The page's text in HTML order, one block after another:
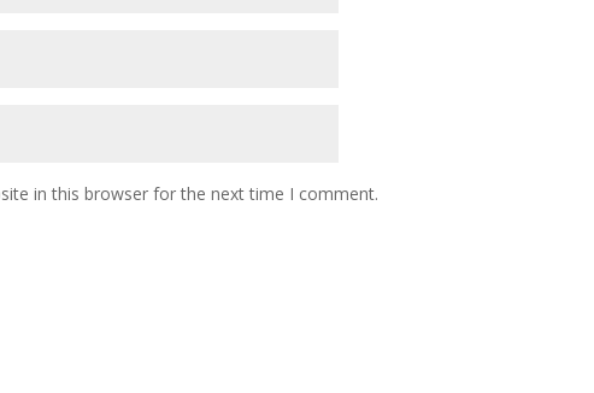
in this browser for the next time I comment.